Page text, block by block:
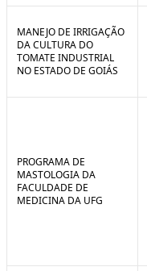
MANEJO DE IRRIGAÇÃO
DA CULTURA DO
TOMATE INDUSTRIAL
NO ESTADO DE GOIÁS
PROGRAMA DE
MASTOLOGIA DA
FACULDADE DE
MEDICINA DA UFG